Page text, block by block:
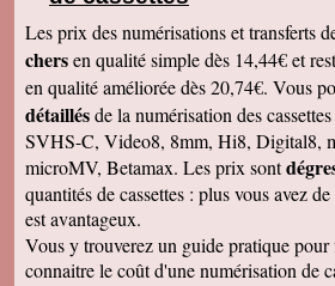
Jacques N
Colis reçu ce jour, satisfait du
par vos soins. Merci encore,
Hervé R
j'ai bien reçu les CD et les K7 en
de cet excellent traitement. Très
Pascal R
bonjour bien reçu le colis samedi
visionnage le travail est superbe
Francis C
J' ai bien reçu votre envoi Les
visualisations montrent un beau
rappellent de nombreux
Les prix des numérisations et transferts
chersen qualité simple dès 14,44€ et
en qualité améliorée dès 20,74€. Vous
détaillésde la numérisation des
SVHS-C, Video8, 8mm, Hi8, Digital8,
microMV, Betamax. Les prix sont
quantités de cassettes : plus vous avez
est avantageux.
Vous y trouverez un guide pratique
connaitre le coût d'une numérisation de